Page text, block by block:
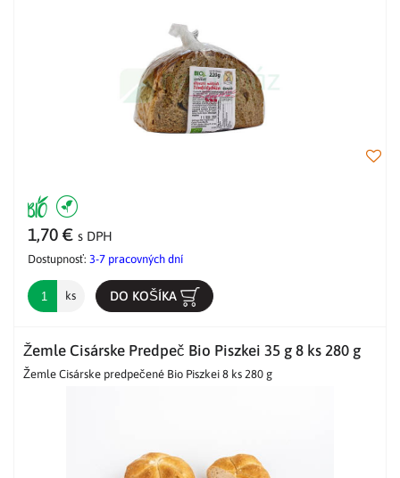
1,70 € s DPH
Dostupnosť: 3-7 pracovných dní
ks DO KOŠÍKA
Žemle Cisárske Predpeč Bio Piszkei 35 g 8 ks 280 g
Žemle Cisárske predpečené Bio Piszkei 8 ks 280 g